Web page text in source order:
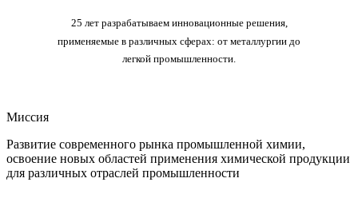
25 лет разрабатываем инновационные решения,
применяемые в различных сферах: от металлургии до
легкой промышленности.
Миссия
Развитие современного рынка промышленной химии,
освоение новых областей применения химической продукции
для различных отраслей промышленности